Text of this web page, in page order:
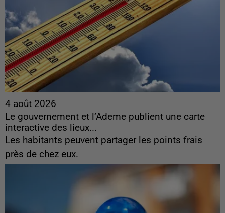
4 août 2026
Le gouvernement et l’Ademe publient une carte
interactive des lieux...
Les habitants peuvent partager les points frais
près de chez eux.